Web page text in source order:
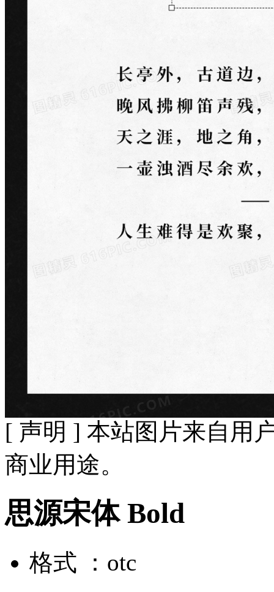
[ 声明 ] 本站图片来自用
商业用途。
思源宋体 Bold
格式 ：otc